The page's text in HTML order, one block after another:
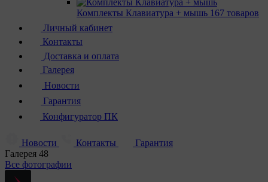
Комплекты Клавиатура + мышь 167 товаров
Личный кабинет
Контакты
Доставка и оплата
Галерея
Новости
Гарантия
Конфигуратор ПК
Новости Контакты
Гарантия
Галерея 48
Все фотографии